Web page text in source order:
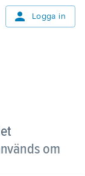
Logga in
om